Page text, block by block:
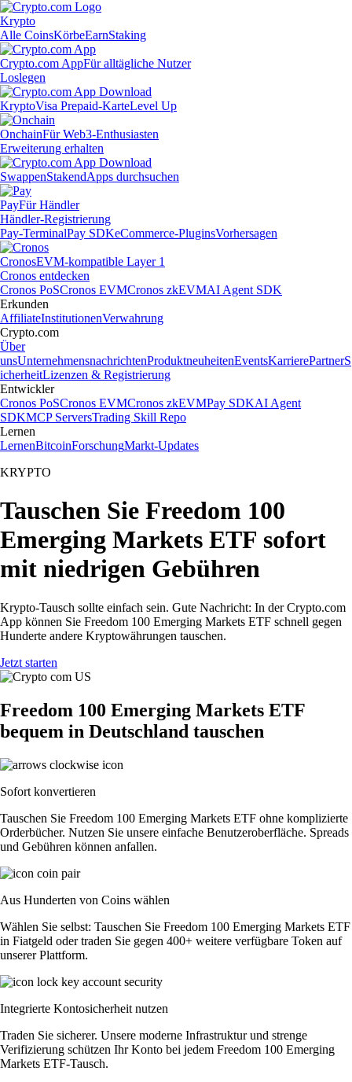
Krypto
Alle CoinsKörbeEarnStaking
Crypto.com AppFür alltägliche Nutzer
Loslegen
KryptoVisa Prepaid-KarteLevel Up
OnchainFür Web3-Enthusiasten
Erweiterung erhalten
SwappenStakendApps durchsuchen
PayFür Händler
Händler-Registrierung
Pay-TerminalPay SDKeCommerce-PluginsVorhersagen
CronosEVM-kompatible Layer 1
Cronos entdecken
Cronos PoSCronos EVMCronos zkEVMAI Agent SDK
Erkunden
AffiliateInstitutionenVerwahrung
Crypto.com
Über
unsUnternehmensnachrichtenProduktneuheitenEventsKarrierePartnerS
icherheitLizenzen & Registrierung
Entwickler
Cronos PoSCronos EVMCronos zkEVMPay SDKAI Agent
SDKMCP ServersTrading Skill Repo
Lernen
LernenBitcoinForschungMarkt-Updates
KRYPTO
Tauschen Sie Freedom 100
Emerging Markets ETF sofort
mit niedrigen Gebühren
Krypto-Tausch sollte einfach sein. Gute Nachricht: In der Crypto.com
App können Sie Freedom 100 Emerging Markets ETF schnell gegen
Hunderte andere Kryptowährungen tauschen.
Jetzt starten
Freedom 100 Emerging Markets ETF
bequem in Deutschland tauschen
Sofort konvertieren
Tauschen Sie Freedom 100 Emerging Markets ETF ohne komplizierte
Orderbücher. Nutzen Sie unsere einfache Benutzeroberfläche. Spreads
und Gebühren können anfallen.
Aus Hunderten von Coins wählen
Wählen Sie selbst: Tauschen Sie Freedom 100 Emerging Markets ETF
in Fiatgeld oder traden Sie gegen 400+ weitere verfügbare Token auf
unserer Plattform.
Integrierte Kontosicherheit nutzen
Traden Sie sicherer. Unsere moderne Infrastruktur und strenge
Verifizierung schützen Ihr Konto bei jedem Freedom 100 Emerging
Markets ETF-Tausch.